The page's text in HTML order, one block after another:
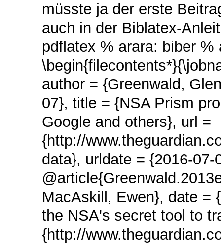
müsste ja der erste
auch in der Biblatex-
pdflatex % arara: biber
author = {Greenwald,
07}, title = {NSA Prism
Google and others}, url =
{http://
data}, urldate = {2016-
MacAskill, Ewen}, date =
the NSA's secret tool to
{http://